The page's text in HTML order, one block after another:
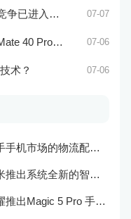
入新阶段 07-07
价格持续下跌 07-06
术？ 07-06
忠机者手机专卖平台：二手手机市场的物流配送和出售方式
忠机者手机专卖平台：小米推出系统全新的智能厨房
忠机者手机专卖平台：荣耀推出Magic 5 Pro 手机，搭载麒麟9000处理器和5000万像素主摄像头